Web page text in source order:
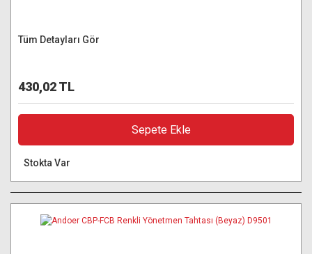
Tüm Detayları Gör
430,02 TL
Sepete Ekle
Stokta Var